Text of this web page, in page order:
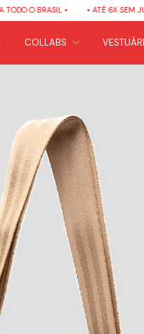
BRASIL • • ATÉ 6X SEM JUROS
COLLABS